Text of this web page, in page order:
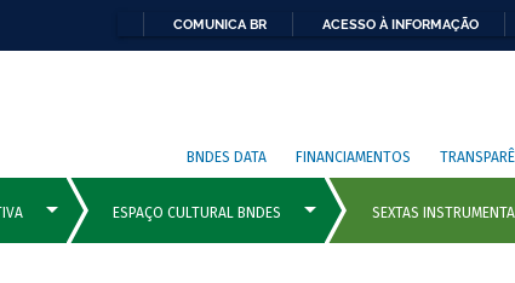
COMUNICA BR ACESSO À INFORMAÇÃO
BNDES DATA FINANCIAMENTOS